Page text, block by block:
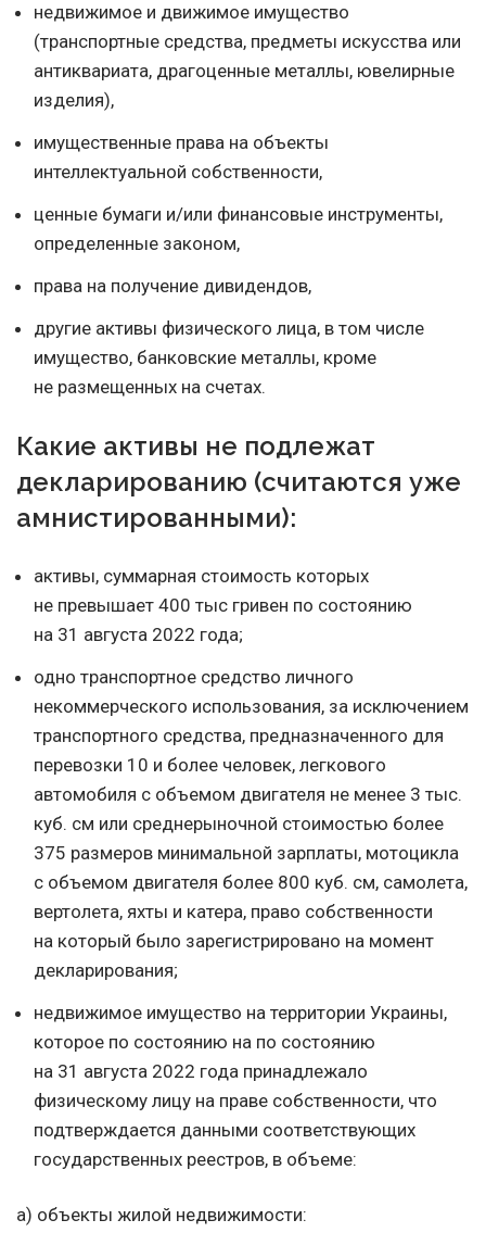
недвижимое и движимое имущество
(транспортные средства, предметы искусства или
антиквариата, драгоценные металлы, ювелирные
изделия),
имущественные права на объекты
интеллектуальной собственности,
ценные бумаги и/или финансовые инструменты,
определенные законом,
права на получение дивидендов,
другие активы физического лица, в том числе
имущество, банковские металлы, кроме
не размещенных на счетах.
Какие активы не подлежат
декларированию (считаются уже
амнистированными):
активы, суммарная стоимость которых
не превышает 400 тыс гривен по состоянию
на 31 августа 2022 года;
одно транспортное средство личного
некоммерческого использования, за исключением
транспортного средства, предназначенного для
перевозки 10 и более человек, легкового
автомобиля с объемом двигателя не менее 3 тыс.
куб. см или среднерыночной стоимостью более
375 размеров минимальной зарплаты, мотоцикла
с объемом двигателя более 800 куб. см, самолета,
вертолета, яхты и катера, право собственности
на который было зарегистрировано на момент
декларирования;
недвижимое имущество на территории Украины,
которое по состоянию на по состоянию
на 31 августа 2022 года принадлежало
физическому лицу на праве собственности, что
подтверждается данными соответствующих
государственных реестров, в объеме:
а) объекты жилой недвижимости: